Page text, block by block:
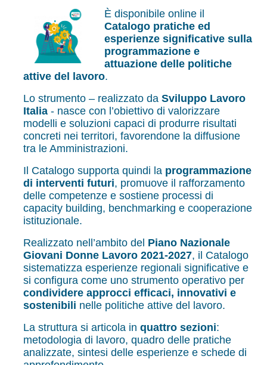
È disponibile online il
Catalogo pratiche ed
esperienze significative sulla
programmazione e
attuazione delle politiche
attive del lavoro.
Lo strumento – realizzato da Sviluppo Lavoro
Italia - nasce con l’obiettivo di valorizzare
modelli e soluzioni capaci di produrre risultati
concreti nei territori, favorendone la diffusione
tra le Amministrazioni.
Il Catalogo supporta quindi la programmazione
di interventi futuri, promuove il rafforzamento
delle competenze e sostiene processi di
capacity building, benchmarking e cooperazione
istituzionale.
Realizzato nell’ambito del Piano Nazionale
Giovani Donne Lavoro 2021-2027, il Catalogo
sistematizza esperienze regionali significative e
si configura come uno strumento operativo per
condividere approcci efficaci, innovativi e
sostenibili nelle politiche attive del lavoro.
La struttura si articola in quattro sezioni:
metodologia di lavoro, quadro delle pratiche
analizzate, sintesi delle esperienze e schede di